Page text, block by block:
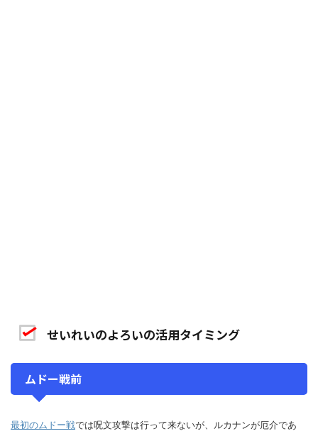
せいれいのよろいの活用タイミング
ムドー戦前
最初のムドー戦では呪文攻撃は行って来ないが、ルカナンが厄介であ